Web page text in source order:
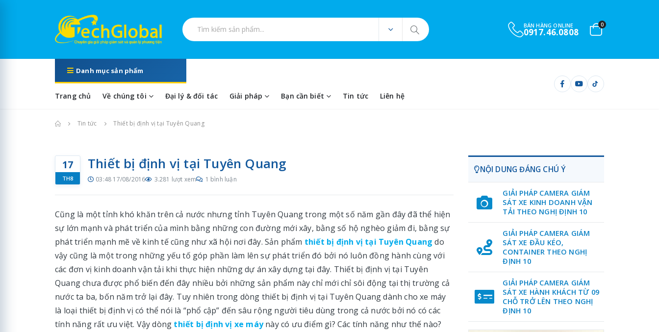
Tìm kiếm sản phẩm
BÁN HÀNG ONLINE
0917.46.0808
0
Danh mục sản phẩm
Trang chủ Về chúng tôi Đại lý & đối tác Giải pháp Bạn cần biết Tin tức Liên hệ
Trang chủ
Tin tức Thiết bị định vị tại Tuyên Quang
17
TH8
Thiết bị định vị tại Tuyên Quang
03:48 17/08/2016 3.281 lượt xem 1 bình luận
Cũng là một tỉnh khó khăn trên cả nước nhưng tỉnh Tuyên Quang trong một số năm gần đây đã thể hiện
sự lớn mạnh và phát triển của mình bằng những con đường mới xây, bằng số hộ nghèo giảm đi, bằng sự
phát triển mạnh mẽ về kinh tế cũng như xã hội nơi đây. Sản phẩm thiết bị định vị tại Tuyên Quang do
vậy cũng là một trong những yếu tố góp phần làm lên sự phát triển đó bởi nó luôn đồng hành cùng với
các đơn vị kinh doanh vận tải khi thực hiện những dự án xây dựng tại đây. Thiết bị định vị tại Tuyên
Quang chưa được phổ biến đến đây nhiều bởi những sản phẩm này chỉ mới chỉ sôi động tại thị trường cả
nước ta ba, bốn năm trở lại đây. Tuy nhiên trong dòng thiết bị định vị tại Tuyên Quang dành cho xe máy
là loại thiết bị định vị có thể nói là “phổ cập” đến sâu rộng người tiêu dùng trong cả nước bởi nó có các
tính năng rất ưu việt. Vậy dòng thiết bị định vị xe máynày có ưu điểm gì? Các tính năng như thế nào?
NỘI DUNG ĐÁNG CHÚ Ý
GIẢI PHÁP CAMERA GIÁM
SÁT XE KINH DOANH VẬN
TẢI THEO NGHỊ ĐỊNH 10
GIẢI PHÁP CAMERA GIÁM
SÁT XE ĐẦU KÉO,
CONTAINER THEO NGHỊ
ĐỊNH 10
GIẢI PHÁP CAMERA GIÁM
SÁT XE HÀNH KHÁCH TỪ 09
CHỖ TRỞ LÊN THEO NGHỊ
ĐỊNH 10